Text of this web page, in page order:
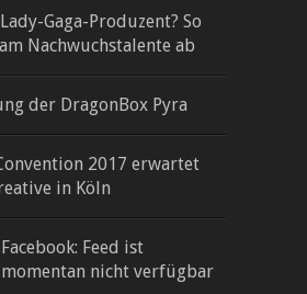
Lady-Gaga-Produzent? So
Nachwuchstalente ab
der DragonBox Pyra
2017 erwartet
in Köln
Facebook: Feed ist
momentan nicht verfügbar